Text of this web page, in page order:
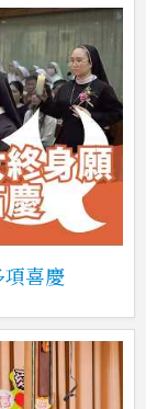
喜慶